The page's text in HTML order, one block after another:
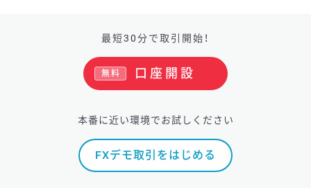
最短30分で取引開始！
口座開設
無料
本番に近い環境でお試しください
FXデモ取引をはじめる